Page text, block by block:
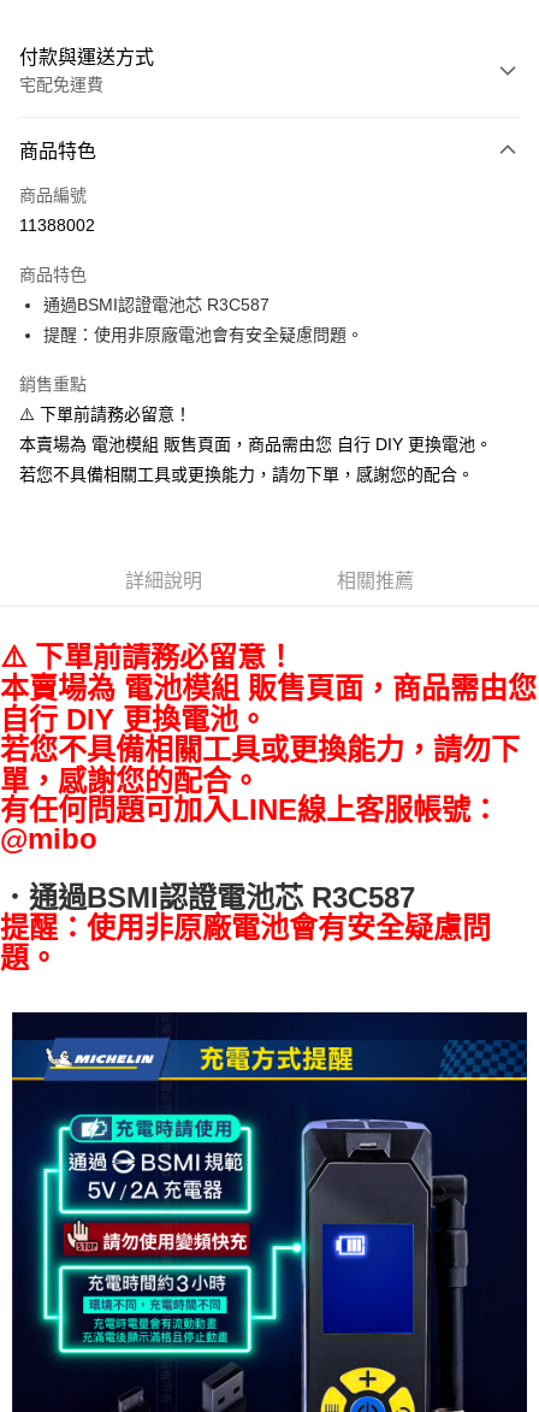
付款與運送方式
宅配免運費
信用卡一次付款
超商取貨付款
Apple Pay
街口支付
悠遊付
Google Pay
全盈+PAY
每筆NT$60，滿NT$699(含以上)免運費
線上付款後全家取貨
每筆NT$60，滿NT$699(含以上)免運費
7-11取貨付款
每筆NT$60，滿NT$699(含以上)免運費
線上付款後7-11取貨
每筆NT$60，滿NT$699(含以上)免運費
宅配
每筆NT$60，滿NT$699(含以上)免運費
每筆NT$200
網購自取
免運費
商品特色
商品編號
11388002
商品特色
通過BSMI認證電池芯 R3C587
提醒：使用非原廠電池會有安全疑慮問題。
銷售重點
⚠️ 下單前請務必留意！
本賣場為 電池模組 販售頁面，商品需由您 自行 DIY 更換電池。
若您不具備相關工具或更換能力，請勿下單，感謝您的配合。
詳細說明 相關推薦
⚠️ 下單前請務必留意！
本賣場為 電池模組 販售頁面，商品需由您
自行 DIY 更換電池。
若您不具備相關工具或更換能力，請勿下
單，感謝您的配合。
有任何問題可加入LINE線上客服帳號：
@mibo
．通過BSMI認證電池芯 R3C587
提醒：使用非原廠電池會有安全疑慮問
題。